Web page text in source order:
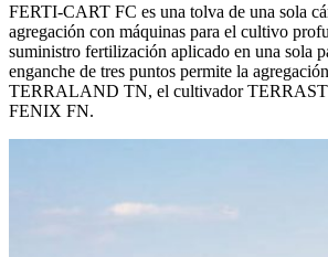
FERTI-CART FC es una tolva de una sola
agregación con máquinas para el cultivo
suministro fertilización aplicado en una sola
enganche de tres puntos permite la
TERRALAND TN, el cultivador
FENIX FN.